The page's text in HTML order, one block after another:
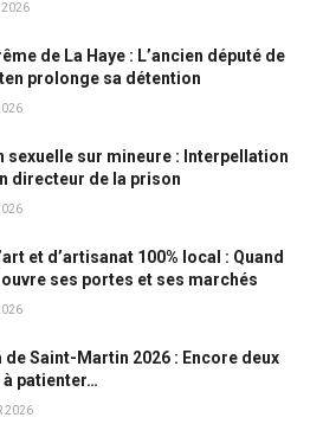
2026
de La Haye : L’ancien député de
prolonge sa détention
sexuelle sur mineure : Interpellation
directeur de la prison
et d’artisanat 100% local : Quand
ouvre ses portes et ses marchés
de Saint-Martin 2026 : Encore deux
patienter…
2026